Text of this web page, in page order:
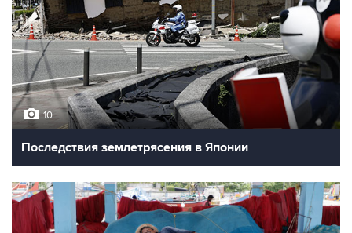
10
Последствия землетрясения в Японии